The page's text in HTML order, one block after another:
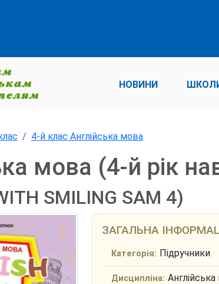
НОВИНИ
4-й клас Англійська мова
мова (4-й рік
SMILING SAM 4)
ЗАГАЛЬНА
Категорія: Підручники
Дисципліна: